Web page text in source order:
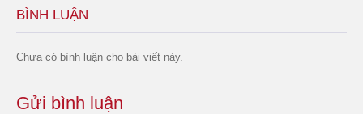
BÌNH LUẬN
Chưa có bình luận cho bài viết này.
Gửi bình luận